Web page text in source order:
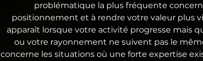
problématique la plus fréquente
positionnement et à rendre votre valeur plus
apparaît lorsque votre activité progresse mais
ou votre rayonnement ne suivent pas le
concerne les situations où une forte expertise